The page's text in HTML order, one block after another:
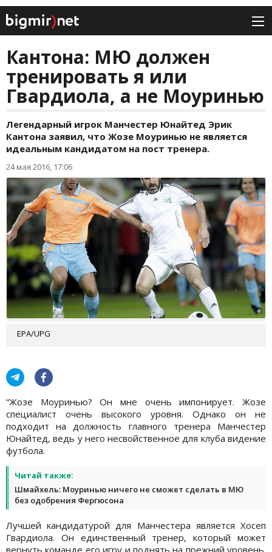
Кантона: МЮ должен
тренировать я или
Гвардиола, а не Моуринью
Легендарный игрок Манчестер Юнайтед Эрик
Кантона заявил, что Жозе Моуринью не является
идеальным кандидатом на пост тренера.
24 мая 2016, 17:06
EPA/UPG
“Жозе Моуринью? Он мне очень импонирует. Жозе
специалист очень высокого уровня. Однако он не
подходит на должность главного тренера Манчестер
Юнайтед, ведь у него несвойственное для клуба видение
футбола.
Читай также:
Шмайхель: Моуринью ничего не сможет сделать в МЮ
без одобрения Фергюсона
Лучшей кандидатурой для Манчестера является Хосеп
Гвардиола. Он единственный тренер, который может
вернуть команде его игру и поднять на прежний уровень.